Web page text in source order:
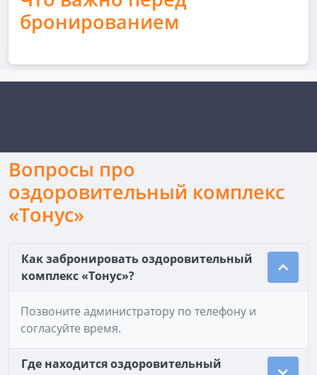
бронированием
Вопросы про
оздоровительный комплекс
«Тонус»
Как забронировать оздоровительный
комплекс «Тонус»?
Позвоните администратору по телефону и
согласуйте время.
Где находится оздоровительный